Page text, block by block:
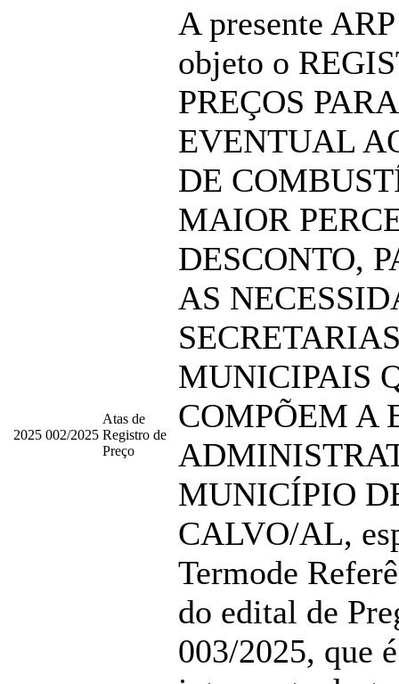
2025 002/2025
Atas de
Registro de
Preço
A presente
objeto o
PREÇOS
EVENTUAL
DE
MAIOR
DESCONTO,
AS
MUNICIPAIS
COMPÕEM A
MUNICÍPIO
CALVO/AL,
Termode
do edital de
003/2025, que